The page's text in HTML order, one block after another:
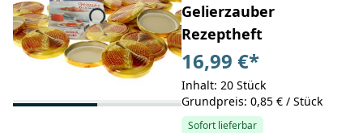
Gelierzauber
Rezeptheft
16,99 €*
Inhalt: 20 Stück
Grundpreis: 0,85 € / Stück
Sofort lieferbar